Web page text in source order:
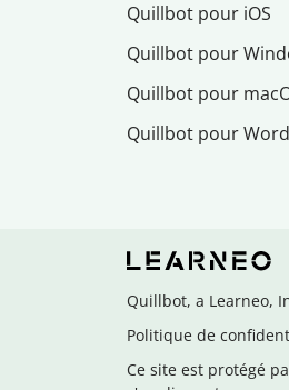
Quillbot pour iOS
Quillbot pour
Quillbot pour
Quillbot pour Word
Quillbot, a Learneo,
Politique de
Ce site est protégé